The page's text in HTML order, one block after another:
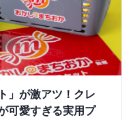
」が激アツ！クレ
可愛すぎる実用プ